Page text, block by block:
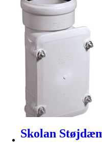
Skolan